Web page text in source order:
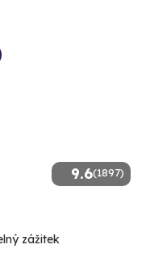
9.6(1897)
zážitek